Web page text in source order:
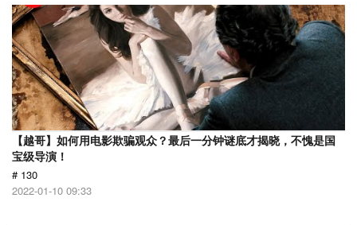
【越哥】如何用电影欺骗观众？最后一分钟谜底才揭晓，不愧是国
宝级导演！
# 130
2022-01-10 09:33